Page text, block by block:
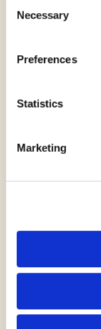
Selection
Necessary
Preferences
Statistics
Marketing
di EMANUELA GHINAZZI